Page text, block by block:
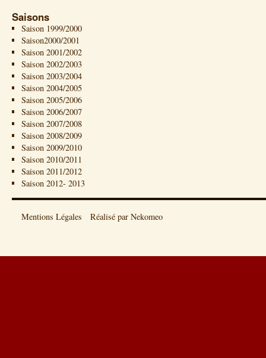
Saisons
Saison 1999/2000
Saison2000/2001
Saison 2001/2002
Saison 2002/2003
Saison 2003/2004
Saison 2004/2005
Saison 2005/2006
Saison 2006/2007
Saison 2007/2008
Saison 2008/2009
Saison 2009/2010
Saison 2010/2011
Saison 2011/2012
Saison 2012- 2013
Mentions Légales Réalisé par Nekomeo